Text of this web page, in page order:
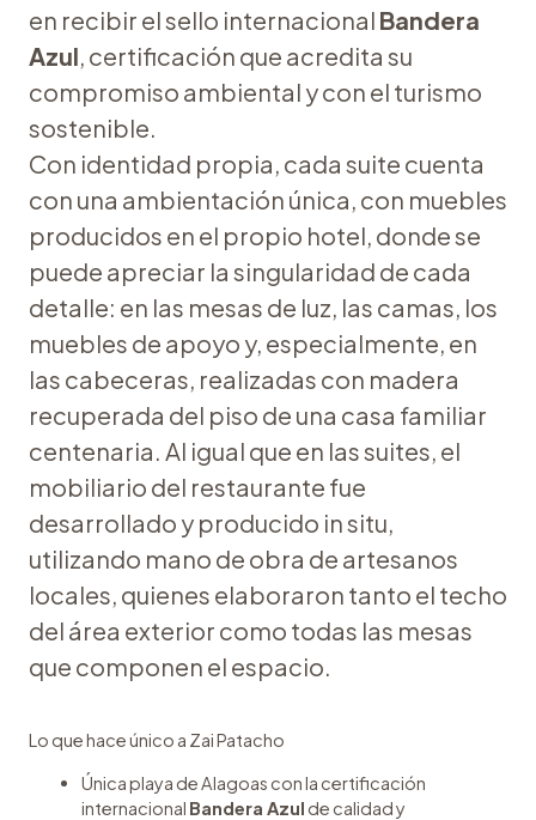
en recibir el sello internacional Bandera
Azul, certificación que acredita su
compromiso ambiental y con el turismo
sostenible.
Con identidad propia, cada suite cuenta
con una ambientación única, con muebles
producidos en el propio hotel, donde se
puede apreciar la singularidad de cada
detalle: en las mesas de luz, las camas, los
muebles de apoyo y, especialmente, en
las cabeceras, realizadas con madera
recuperada del piso de una casa familiar
centenaria. Al igual que en las suites, el
mobiliario del restaurante fue
desarrollado y producido in situ,
utilizando mano de obra de artesanos
locales, quienes elaboraron tanto el techo
del área exterior como todas las mesas
que componen el espacio.
Lo que hace único a Zai Patacho
Única playa de Alagoas con la certificación
internacional Bandera Azul de calidad y